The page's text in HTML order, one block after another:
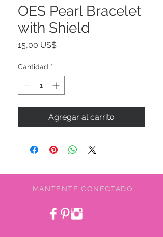
OES Pearl Bracelet
with Shield
15,00 US$Precio
Cantidad *
Agregar al carrito
MANTENTE CONECTADO